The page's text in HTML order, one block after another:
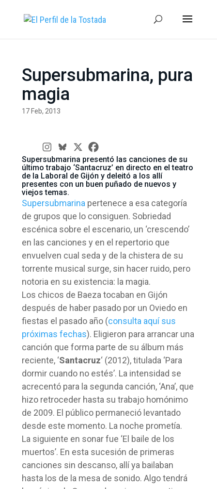
Supersubmarina, pura
magia
17 Feb, 2013
Supersubmarina presentó las canciones de su
último trabajo ‘Santacruz’ en directo en el teatro
de la Laboral de Gijón y deleitó a los allí
presentes con un buen puñado de nuevos y
viejos temas.
Supersubmarina pertenece a esa categoría
de grupos que lo consiguen. Sobriedad
escénica sobre el escenario, un ‘crescendo’
en las canciones y en el repertorio que
envuelven cual seda y de la chistera de su
torrente musical surge, sin hacer ruido, pero
notoria en su existencia: la magia.
Los chicos de Baeza tocaban en Gijón
después de haber pasado por un Oviedo en
fiestas el pasado año (consulta aquí sus
próximas fechas). Eligieron para arrancar una
canción que forma parte de su álbum más
reciente, ‘Santacruz‘ (2012), titulada ‘Para
dormir cuando no estés’. La intensidad se
acrecentó para la segunda canción, ‘Ana’, que
hizo retroceder hasta su trabajo homónimo
de 2009. El público permaneció levantado
desde este momento. La noche prometía.
La siguiente en sonar fue ‘El baile de los
muertos’. En esta sucesión de primeras
canciones sin descanso, allí ya bailaban
hasta los de la mesa de sonido. Algo tendrá